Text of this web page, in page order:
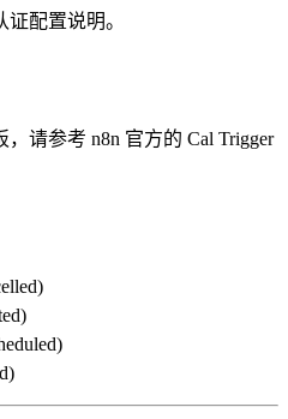
配置说明。
请参考 n8n 官方的 Cal Trigger